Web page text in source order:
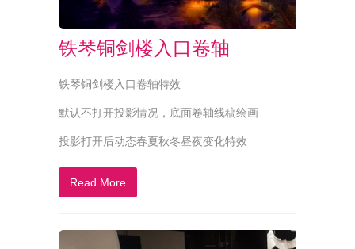
铁琴铜剑楼入口卷轴
铁琴铜剑楼入口卷轴特效
默认不打开投影情况，底面卷轴线稿绘画
投影打开后动态春夏秋冬昼夜变化特效
Read More